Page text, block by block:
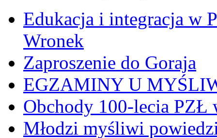
Edukacja i integracja w
Wronek
Zaproszenie do Goraja
EGZAMINY U
Obchody 100-lecia PZŁ
Młodzi myśliwi